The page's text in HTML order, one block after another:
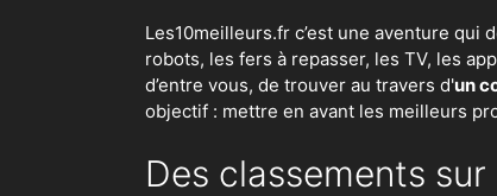
Les10meilleurs.fr c’est une aventure
robots, les fers à repasser, les TV, les
d’entre vous, de trouver au travers d'un
objectif : mettre en avant les meilleurs
Des classements